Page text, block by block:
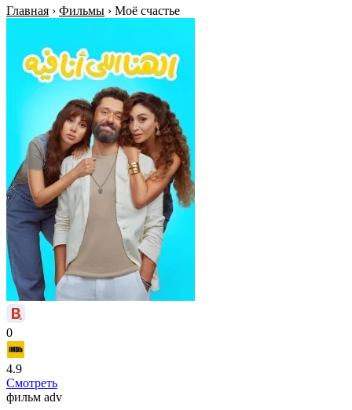
Главная › Фильмы › Моё счастье
0
4.9
Смотреть
фильм adv